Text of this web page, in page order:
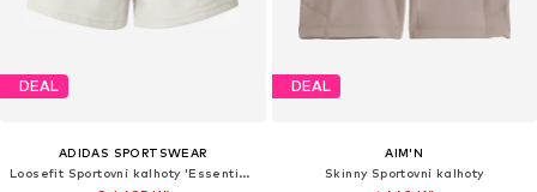
DEAL
ADIDAS SPORTSWEAR
Loosefit Sportovní kalhoty 'Essentials'
DEAL
AIM'N
Skinny Sportovní kalhoty